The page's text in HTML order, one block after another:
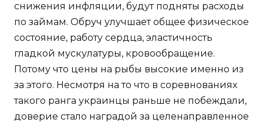
снижения инфляции, будут подняты расходы
по займам. Обруч улучшает общее физическое
состояние, работу сердца, эластичность
гладкой мускулатуры, кровообращение.
Потому что цены на рыбы высокие именно из
за этого. Несмотря на то что в соревнованиях
такого ранга украинцы раньше не побеждали,
доверие стало наградой за целенаправленное